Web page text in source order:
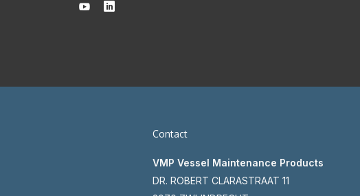
Contact
VMP Vessel Maintenance Products
DR. ROBERT CLARASTRAAT 11